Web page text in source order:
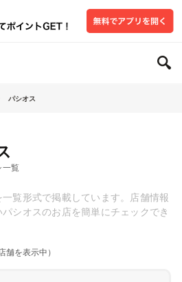
パシオス
一覧
覧形式で掲載しています。店舗情報
シオスのお店を簡単にチェックでき
舗を表示中）